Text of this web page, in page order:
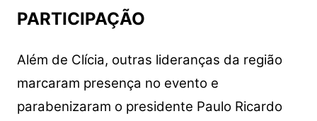
PARTICIPAÇÃO
Além de Clícia, outras lideranças da região
marcaram presença no evento e
parabenizaram o presidente Paulo Ricardo